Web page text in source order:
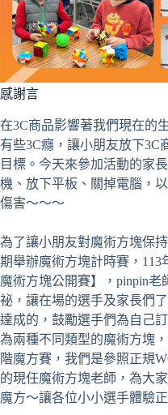
感謝言
在3C商品影響著我們現在的
有些3C癮，讓小朋友放下3C
目標。今天來參加活動的家
機、放下平板、關掉電腦，
傷害～～～
為了讓小朋友對魔術方塊保
期舉辦魔術方塊計時賽，113
魔術方塊公開賽】，pinpin
祕，讓在場的選手及家長們
達成的，鼓勵選手們為自己
為兩種不同類型的魔術方塊
階魔方賽，我們是參照正規
的現任魔術方塊老師，為大
魔方～讓各位小小選手體驗